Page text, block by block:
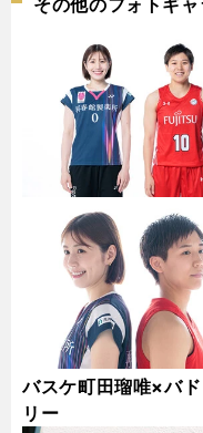
その他のフォトギ
バスケ町田瑠唯×バ
リー